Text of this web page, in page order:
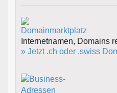
Internetnamen, Domains
» Jetzt .ch oder .swiss